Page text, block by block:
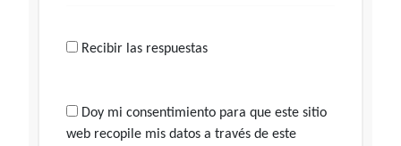
Recibir las respuestas
Doy mi consentimiento para que este sitio
web recopile mis datos a través de este